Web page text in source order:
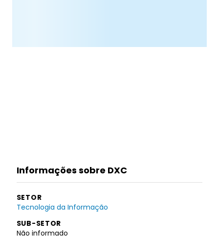
Informações sobre DXC
SETOR
Tecnologia da Informação
SUB-SETOR
Não informado